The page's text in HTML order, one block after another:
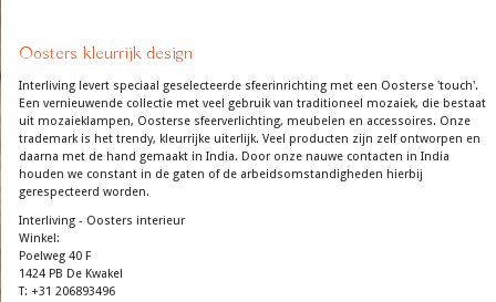
Oosters kleurrijk design
Interliving levert speciaal geselecteerde sfeerinrichting met een Oosterse 'touch'.
Een vernieuwende collectie met veel gebruik van traditioneel mozaiek, die bestaat
uit mozaieklampen, Oosterse sfeerverlichting, meubelen en accessoires. Onze
trademark is het trendy, kleurrijke uiterlijk. Veel producten zijn zelf ontworpen en
daarna met de hand gemaakt in India. Door onze nauwe contacten in India
houden we constant in de gaten of de arbeidsomstandigheden hierbij
gerespecteerd worden.
Interliving - Oosters interieur
Winkel:
Poelweg 40 F
1424 PB De Kwakel
T: +31 206893496